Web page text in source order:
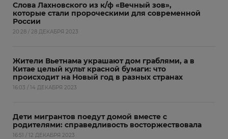
Слова Лахновского из к/ф «Вечный зов»,
которые стали пророческими для современной
России
20:28 / 28 ДЕКАБРЯ 2023
Жители Вьетнама украшают дом граблями, а в
Китае целый культ красной бумаги: что
происходит на Новый год в разных странах
16:03 / 14 ДЕКАБРЯ 2023
Дети мигрантов поедут домой вместе с
родителями: справедливость восторжествовала
16:51 / 12 ДЕКАБРЯ 2023